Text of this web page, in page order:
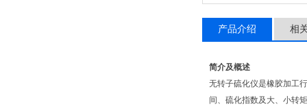
产品介绍 相
简介及概述
无转子硫化仪是橡胶加工
间、硫化指数及大、小转